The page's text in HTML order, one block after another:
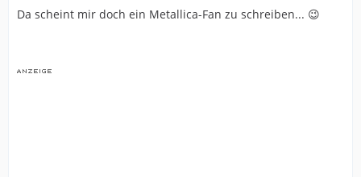
Da scheint mir doch ein Metallica-Fan zu schreiben... 😉